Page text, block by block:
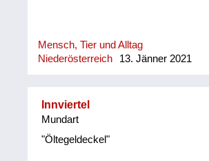
Mensch, Tier und Alltag
Niederösterreich
13. Jänner 2021
Innviertel
Mundart
"Öltegeldeckel"